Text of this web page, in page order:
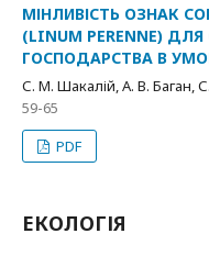
МІНЛИВІСТЬ ОЗНАК
(LINUM PERENNE)
ГОСПОДАРСТВА В
С. М. Шакалій, А. В. Баган,
59-65
PDF
ЕКОЛОГІЯ